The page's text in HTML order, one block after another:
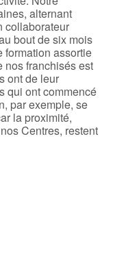
alternant
collaborateur
bout de six mois
formation assortie
nos franchisés est
ont de leur
qui ont commencé
par exemple, se
la proximité,
Centres, restent